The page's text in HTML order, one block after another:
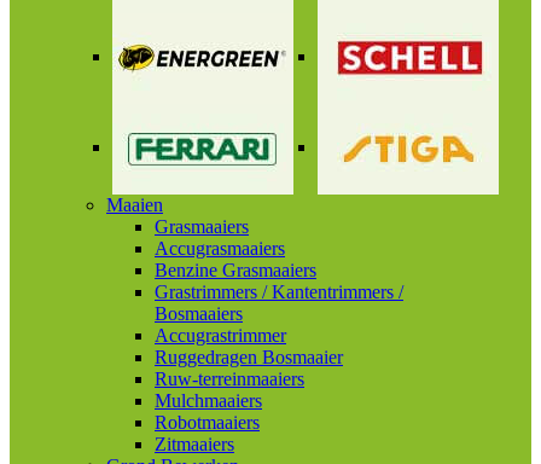
Maaien
Grasmaaiers
Accugrasmaaiers
Benzine Grasmaaiers
Grastrimmers / Kantentrimmers /
Bosmaaiers
Accugrastrimmer
Ruggedragen Bosmaaier
Ruw-terreinmaaiers
Mulchmaaiers
Robotmaaiers
Zitmaaiers